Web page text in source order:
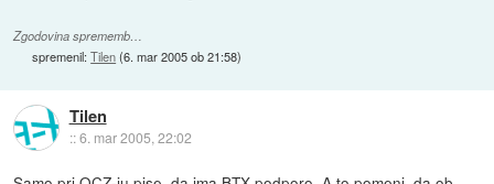
Zgodovina sprememb…
spremenil:Tilen(6. mar 2005 ob 21:58)
Tilen
::6. mar 2005, 22:02